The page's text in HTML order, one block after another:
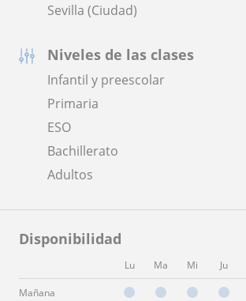
Sevilla (Ciudad)
Niveles de las clases
Infantil y preescolar
Primaria
ESO
Bachillerato
Adultos
Disponibilidad
Lu Ma Mi Ju
Mañana